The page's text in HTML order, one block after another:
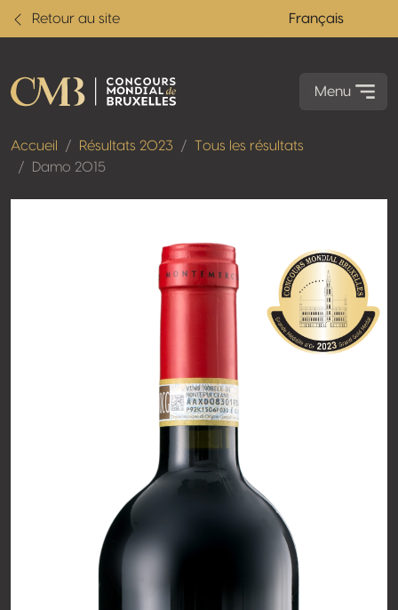
Retour au site Français
Menu
Accueil Résultats 2023
Tous les résultats
Damo 2015